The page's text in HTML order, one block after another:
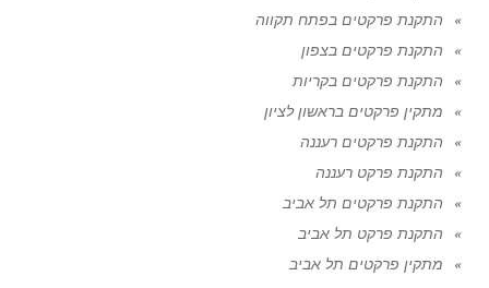
התקנת פרקטים בפתח תקווה
התקנת פרקטים בצפון
התקנת פרקטים בקריות
מתקין פרקטים בראשון לציון
התקנת פרקטים רעננה
התקנת פרקט רעננה
התקנת פרקטים תל אביב
התקנת פרקט תל אביב
מתקין פרקטים תל אביב